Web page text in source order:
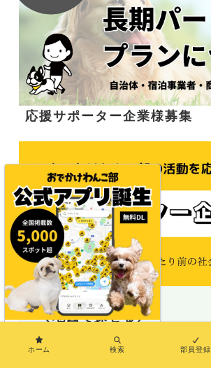
応援サポーター企業様募集
＼地図で探せる／
ホーム 検索 部員登録